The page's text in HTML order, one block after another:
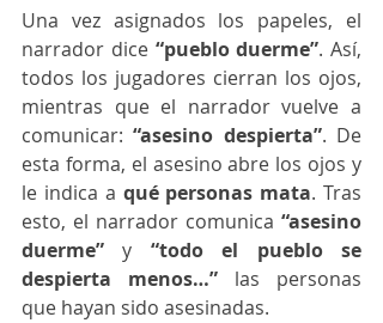
Una vez asignados los papeles, el
narrador dice “pueblo duerme”. Así,
todos los jugadores cierran los ojos,
mientras que el narrador vuelve a
comunicar: “asesino despierta”. De
esta forma, el asesino abre los ojos y
le indica a qué personas mata. Tras
esto, el narrador comunica “asesino
duerme” y “todo el pueblo se
despierta menos…” las personas
que hayan sido asesinadas.